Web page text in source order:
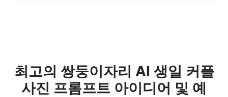
최고의 쌍둥이자리 AI 생일 커플
사진 프롬프트 아이디어 및 예